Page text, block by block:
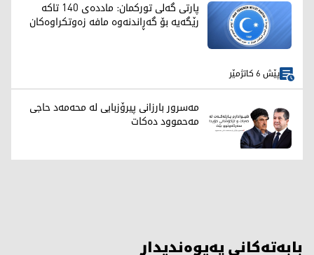
پارتی گەلی تورکمان: ماددەی 140 تاکە
رێگەیە بۆ گەڕاندنەوە مافە زەوتکراوەکان
پێش 6 کاتژمێر
مەسرور بارزانی پیرۆزبایی لە محەمەد حاجی
مەحموود دەکات
بابەتەکانی پەیوەندیدار